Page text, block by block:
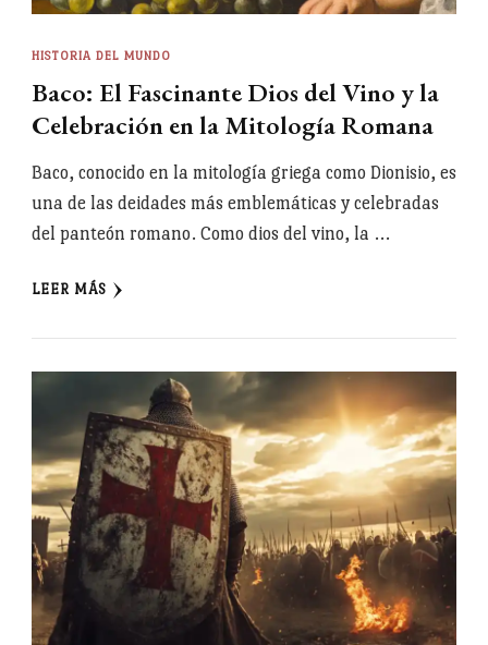
HISTORIA DEL MUNDO
Baco: El Fascinante Dios del Vino y la
Celebración en la Mitología Romana
Baco, conocido en la mitología griega como Dionisio, es
una de las deidades más emblemáticas y celebradas
del panteón romano. Como dios del vino, la …
LEER MÁS